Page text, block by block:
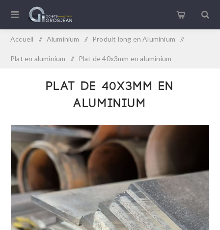
Accueil / Aluminium / Produit long en Aluminium /
Plat en aluminium / Plat de 40x3mm en aluminium
Plat de 40x3mm en
aluminium